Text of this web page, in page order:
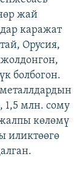
жай
каражат
Орусия,
болбогон.
1,5 млн. сому
көлөмү
иликтөөгө